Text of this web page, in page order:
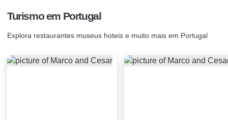
Turismo em Portugal
Explora restaurantes museus hoteis e muito mais em Portugal